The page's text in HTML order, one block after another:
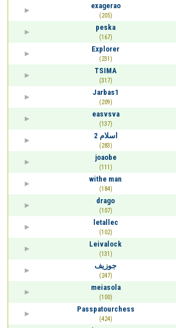
exagerao
(205)
peska
(167)
Explorer
(231)
TSIMA
(317)
Jarbas1
(209)
easvsva
(137)
اسلام 2
(283)
joaobe
(111)
withe man
(184)
drago
(107)
letallec
(102)
Leivalock
(131)
جوزيف
(247)
meiasola
(100)
Passpatourchess
(424)